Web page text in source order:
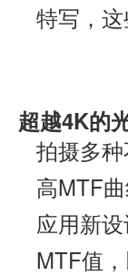
特写，
超越4K的
拍摄多
高MTF
应用新
MTF值